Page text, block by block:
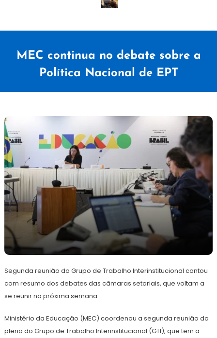
MEC continua no debate sobre a
Política Nacional de EPT
agosto
de
Redação
Segunda reunião do Grupo de Trabalho Interinstitucional contou
com resumo dos debates das câmaras setoriais, que voltam a
se reunir na próxima semana
Ministério da Educação (MEC) coordenou a segunda reunião do
pleno do Grupo de Trabalho Interinstitucional (GTI), que tem a